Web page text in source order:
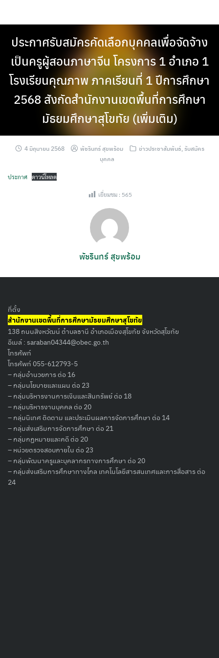
content
Search
for:
ประกาศรับสมัครคัดเลือกบุคคลเพื่อจัดจ้าง
เป็นครูผู้สอนภาษาจีน โครงการ 1 อำเภอ 1
โรงเรียนคุณภาพ ภาคเรียนที่ 1 ปีการศึกษา
2568 สังกัดสำนักงานเขตพื้นที่การศึกษา
มัธยมศึกษาสุโขทัย (เพิ่มเติม)
4 มิถุนายน 2568 พัชรินทร์ สุขพร้อม ข่าวประชาสัมพันธ์, รับสมัคร
บุคคล
ประกาศ ดาวน์โหลด
เยี่ยมชม : 565
พัชรินทร์ สุขพร้อม
ที่ตั้ง
สำนักงานเขตพื้นที่การศึกษามัธยมศึกษาสุโขทัย
138 ถนนสิงหวัฒน์ ตำบลธานี อำเภอเมืองสุโขทัย จังหวัดสุโขทัย
อีเมล์ : saraban04344@obec.go.th
โทรศัพท์
โทรศัพท์ 055-612793-5
– กลุ่มอำนวยการ ต่อ 16
– กลุ่มนโยบายและแผน ต่อ 23
– กลุ่มบริหารงานการเงินและสินทรัพย์ ต่อ 18
– กลุ่มบริหารงานบุคคล ต่อ 20
– กลุ่มนิเทศ ติดตาม และประเมินผลการจัดการศึกษา ต่อ 14
– กลุ่มส่งเสริมการจัดการศึกษา ต่อ 21
– กลุ่มกฏหมายและคดี ต่อ 20
– หน่วยตรวจสอบภายใน ต่อ 23
– กลุ่มพัฒนาครูและบุคลากรทางการศึกษา ต่อ 20
– กลุ่มส่งเสริมการศึกษาทางไกล เทคโนโลยีสารสนเทศและการสื่อสาร ต่อ
24